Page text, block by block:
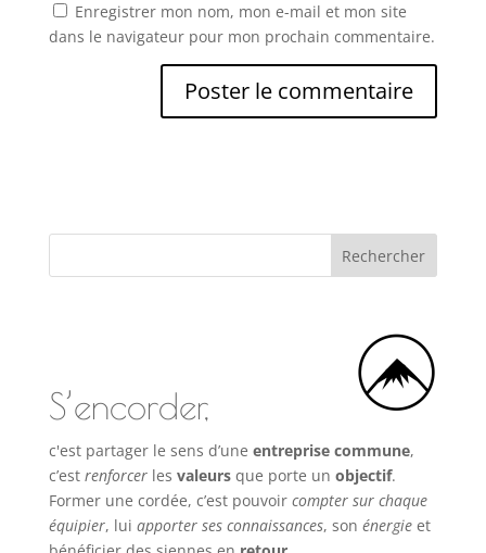
Enregistrer mon nom, mon e-mail et mon site
dans le navigateur pour mon prochain commentaire.
S’encorder,
c'est partager le sens d’une entreprise commune,
c’est renforcerles valeursque porte un objectif.
Former une cordée, c’est pouvoircompter sur chaque
équipier, lui apporter ses connaissances, son énergieet